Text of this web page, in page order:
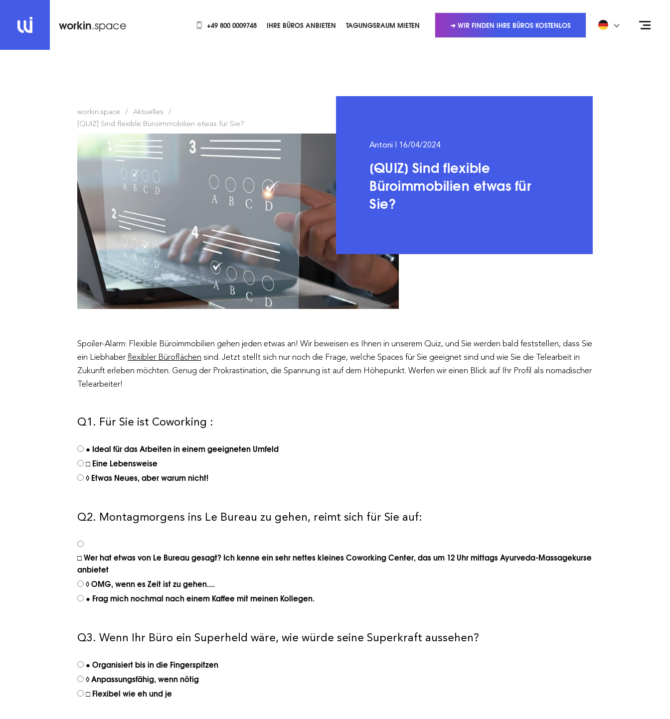
workin.space +49 800 0009748 IHRE BÜROS ANBIETEN TAGUNGSRAUM MIETEN ➜ WIR FINDEN IHRE BÜROS KOSTENLOS
workin.space
Aktuelles
[QUIZ] Sind flexible Büroimmobilien etwas für Sie?
Antoni | 16/04/2024
[QUIZ] Sind flexible
Büroimmobilien etwas für
Sie?
Spoiler-Alarm: Flexible Büroimmobilien gehen jeden etwas an! Wir beweisen es Ihnen in unserem Quiz, und Sie werden bald feststellen, dass Sie
ein Liebhaber flexibler Büroflächen sind. Jetzt stellt sich nur noch die Frage, welche Spaces für Sie geeignet sind und wie Sie die Telearbeit in
Zukunft erleben möchten. Genug der Prokrastination, die Spannung ist auf dem Höhepunkt. Werfen wir einen Blick auf Ihr Profil als nomadischer
Telearbeiter!
Q1. Für Sie ist Coworking :
● Ideal für das Arbeiten in einem geeigneten Umfeld
□ Eine Lebensweise
◊ Etwas Neues, aber warum nicht!
Q2. Montagmorgens ins Le Bureau zu gehen, reimt sich für Sie auf:
□ Wer hat etwas von Le Bureau gesagt? Ich kenne ein sehr nettes kleines Coworking Center, das um 12 Uhr mittags Ayurveda-Massagekurse
anbietet
◊ OMG, wenn es Zeit ist zu gehen....
● Frag mich nochmal nach einem Kaffee mit meinen Kollegen.
Q3. Wenn Ihr Büro ein Superheld wäre, wie würde seine Superkraft aussehen?
● Organisiert bis in die Fingerspitzen
◊ Anpassungsfähig, wenn nötig
□ Flexibel wie eh und je